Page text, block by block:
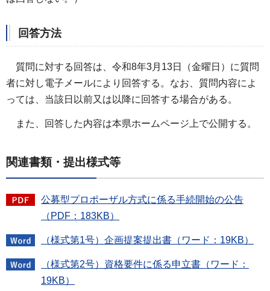
回答方法
質問に対する回答は、令和8年3月13日（金曜日）に質問
者に対し電子メールにより回答する。なお、質問内容によ
っては、当該日以前又は以降に回答する場合がある。
また、回答した内容は本県ホームページ上で公開する。
関連書類・提出様式等
公募型プロポーザル方式に係る手続開始の公告
（PDF：183KB）
（様式第1号）企画提案提出書（ワード：19KB）
（様式第2号）資格要件に係る申立書（ワード：
19KB）